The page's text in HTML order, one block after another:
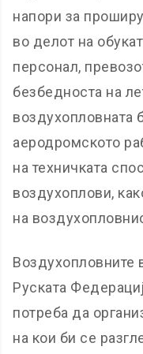
напори за
во делот на
персонал,
безбедноста на
воздухопловната
аеродромското
на техничката
воздухоплови,
на
Воздухопловните
Руската
потреба да
на кои би се